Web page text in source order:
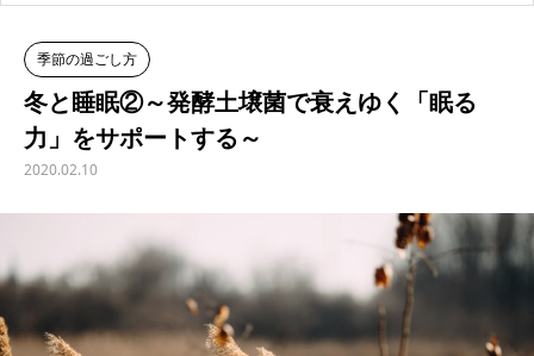
季節の過ごし方
冬と睡眠②～発酵土壌菌で衰えゆく「眠る
力」をサポートする～
2020.02.10